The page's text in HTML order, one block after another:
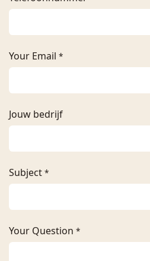
Your Email *
Jouw bedrijf
Subject *
Your Question *